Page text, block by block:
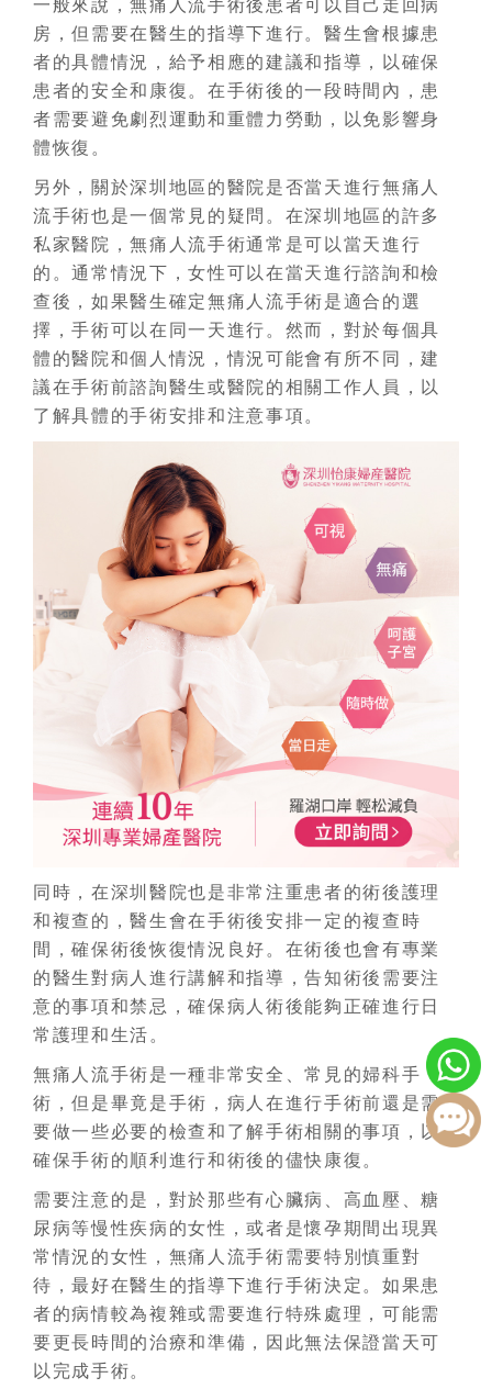
一般來說，無痛人流手術後患者可以自己走回病
房，但需要在醫生的指導下進行。醫生會根據患
者的具體情況，給予相應的建議和指導，以確保
患者的安全和康復。在手術後的一段時間內，患
者需要避免劇烈運動和重體力勞動，以免影響身
體恢復。
另外，關於深圳地區的醫院是否當天進行無痛人
流手術也是一個常見的疑問。在深圳地區的許多
私家醫院，無痛人流手術通常是可以當天進行
的。通常情況下，女性可以在當天進行諮詢和檢
查後，如果醫生確定無痛人流手術是適合的選
擇，手術可以在同一天進行。然而，對於每個具
體的醫院和個人情況，情況可能會有所不同，建
議在手術前諮詢醫生或醫院的相關工作人員，以
了解具體的手術安排和注意事項。
同時，在深圳醫院也是非常注重患者的術後護理
和複查的，醫生會在手術後安排一定的複查時
間，確保術後恢復情況良好。在術後也會有專業
的醫生對病人進行講解和指導，告知術後需要注
意的事項和禁忌，確保病人術後能夠正確進行日
常護理和生活。
無痛人流手術是一種非常安全、常見的婦科手
術，但是畢竟是手術，病人在進行手術前還是需
要做一些必要的檢查和了解手術相關的事項，以
確保手術的順利進行和術後的儘快康復。
需要注意的是，對於那些有心臟病、高血壓、糖
尿病等慢性疾病的女性，或者是懷孕期間出現異
常情況的女性，無痛人流手術需要特別慎重對
待，最好在醫生的指導下進行手術決定。如果患
者的病情較為複雜或需要進行特殊處理，可能需
要更長時間的治療和準備，因此無法保證當天可
以完成手術。